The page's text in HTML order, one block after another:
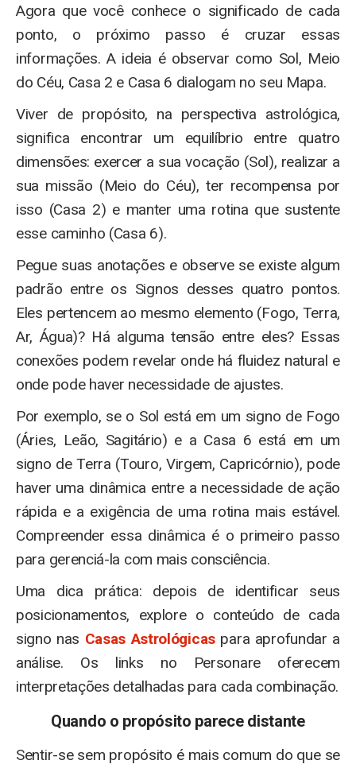
Agora que você conhece o significado de cada
ponto, o próximo passo é cruzar essas
informações. A ideia é observar como Sol, Meio
do Céu, Casa 2 e Casa 6 dialogam no seu Mapa.
Viver de propósito, na perspectiva astrológica,
significa encontrar um equilíbrio entre quatro
dimensões: exercer a sua vocação (Sol), realizar a
sua missão (Meio do Céu), ter recompensa por
isso (Casa 2) e manter uma rotina que sustente
esse caminho (Casa 6).
Pegue suas anotações e observe se existe algum
padrão entre os Signos desses quatro pontos.
Eles pertencem ao mesmo elemento (Fogo, Terra,
Ar, Água)? Há alguma tensão entre eles? Essas
conexões podem revelar onde há fluidez natural e
onde pode haver necessidade de ajustes.
Por exemplo, se o Sol está em um signo de Fogo
(Áries, Leão, Sagitário) e a Casa 6 está em um
signo de Terra (Touro, Virgem, Capricórnio), pode
haver uma dinâmica entre a necessidade de ação
rápida e a exigência de uma rotina mais estável.
Compreender essa dinâmica é o primeiro passo
para gerenciá-la com mais consciência.
Uma dica prática: depois de identificar seus
posicionamentos, explore o conteúdo de cada
signo nas Casas Astrológicas para aprofundar a
análise. Os links no Personare oferecem
interpretações detalhadas para cada combinação.
Quando o propósito parece distante
Sentir-se sem propósito é mais comum do que se